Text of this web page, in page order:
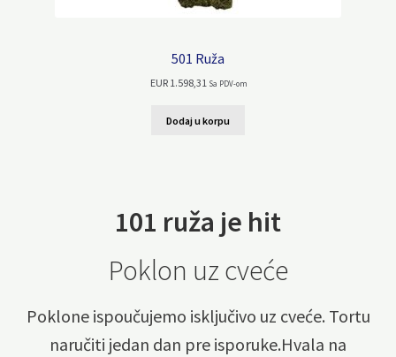
501 Ruža
EUR 1.598,31 Sa PDV-om
Dodaj u korpu
101 ruža je hit
Poklon uz cveće
Poklone ispoučujemo isključivo uz cveće. Tortu
naručiti jedan dan pre isporuke.Hvala na